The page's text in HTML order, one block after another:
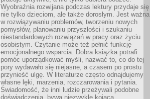
Wyobraźnia rozwijana podczas lektury przydaje się
nie tylko dzieciom, ale także dorosłym. Jest ważna
w rozwiązywaniu problemów, tworzeniu nowych
pomysłów, planowaniu przyszłości i szukaniu
niestandardowych rozwiązań w pracy oraz życiu
osobistym. Czytanie może też pełnić funkcję
emocjonalnego wsparcia. Dobra książka potrafi
pomóc uporządkować myśli, nazwać to, co do tej
pory wydawało się niejasne, a czasem po prostu
przynieść ulgę. W literaturze często odnajdujemy
własne lęki, marzenia, rozczarowania i pytania.
Świadomość, że inni ludzie przeżywali podobne
doświadczenia, bywa niezwykle kojąca.